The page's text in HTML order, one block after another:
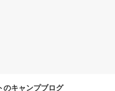
のキャンプブログ